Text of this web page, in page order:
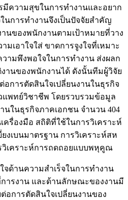
ความสุขในการทำงานและอยาก
นการทำงานจึงเป็นปัจจัยสำคัญ
นของพนักงานตามเป้าหมายที่วาง
เอาใจใส่ ขาดการจูงใจที่เหมาะ
ามพึงพอใจในการทำงาน ส่งผลก
านของพนักงานได้ ดังนั้นทีมผู้วิจัย
อการตัดสินใจเปลี่ยนงานในธุรกิจ
แพทย์วิชาชีพ โดยรวบรวมข้อมูล
ในธุรกิจภาคเอกชน จำนวน 404
รื่องมือ สถิติที่ใช้ในการวิเคราะห์
งเบนมาตรฐาน การวิเคราะห์สห
เคราะห์การถดถอยแบบพหุคูณ
จด้านความสำเร็จในการทำงาน
ารงาน และด้านลักษณะของงานมี
การตัดสินใจเปลี่ยนงานของ